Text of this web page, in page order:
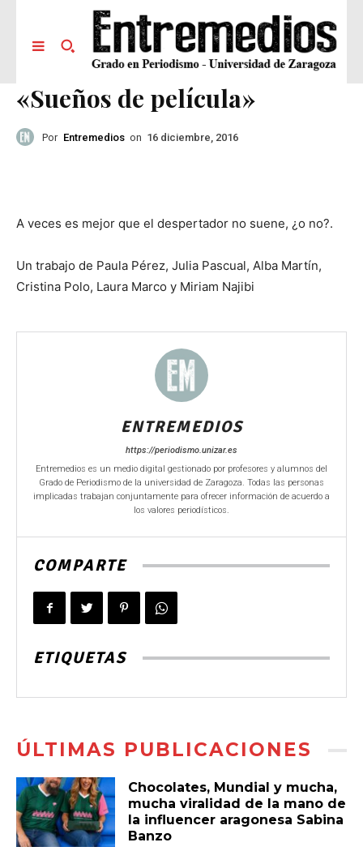
«Sueños de película»
Por Entremedios on 16 diciembre, 2016
A veces es mejor que el despertador no suene, ¿o no?.
Un trabajo de Paula Pérez, Julia Pascual, Alba Martín,
Cristina Polo, Laura Marco y Miriam Najibi
ENTREMEDIOS
https://periodismo.unizar.es
Entremedios es un medio digital gestionado por profesores y alumnos del
Grado de Periodismo de la universidad de Zaragoza. Todas las personas
implicadas trabajan conjuntamente para ofrecer información de acuerdo a
los valores periodísticos.
COMPARTE
ETIQUETAS
ÚLTIMAS PUBLICACIONES
Chocolates, Mundial y mucha,
mucha viralidad de la mano de
la influencer aragonesa Sabina
Banzo